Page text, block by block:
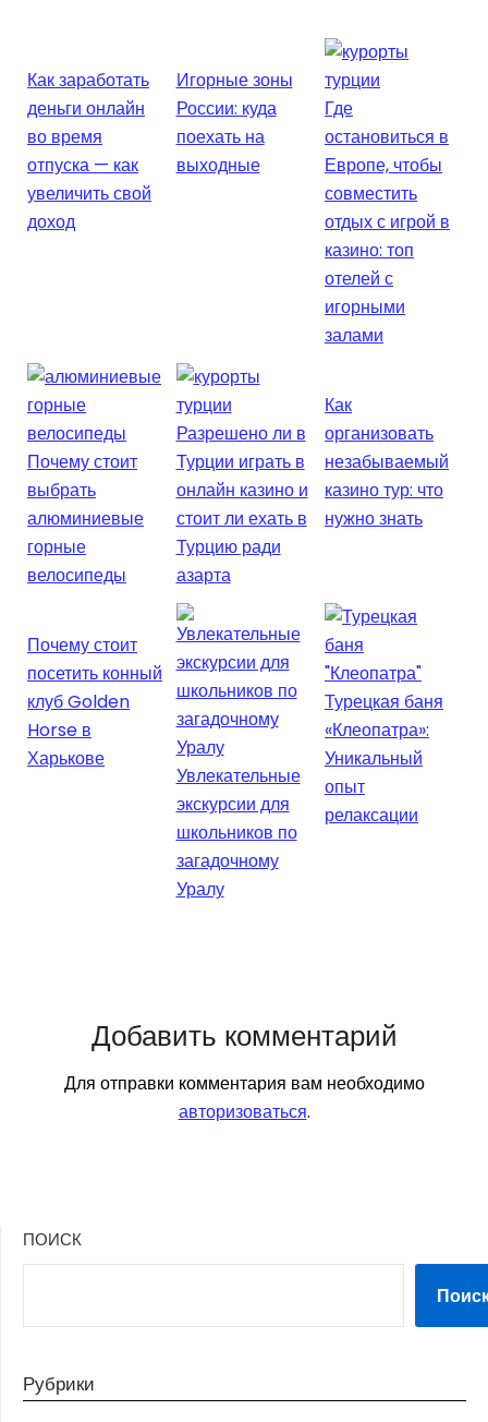
Как заработать
деньги онлайн
во время
отпуска — как
увеличить свой
доход
Игорные зоны
России: куда
поехать на
выходные
Где
остановиться в
Европе, чтобы
совместить
отдых с игрой в
казино: топ
отелей с
игорными
залами
Почему стоит
выбрать
алюминиевые
горные
велосипеды
Разрешено ли в
Турции играть в
онлайн казино и
стоит ли ехать в
Турцию ради
азарта
Как
организовать
незабываемый
казино тур: что
нужно знать
Почему стоит
посетить конный
клуб Golden
Horse в
Харькове
Увлекательные
экскурсии для
школьников по
загадочному
Уралу
Турецкая баня
«Клеопатра»:
Уникальный
опыт
релаксации
Добавить комментарий
Для отправки комментария вам необходимо
авторизоваться.
ПОИСК
Рубрики